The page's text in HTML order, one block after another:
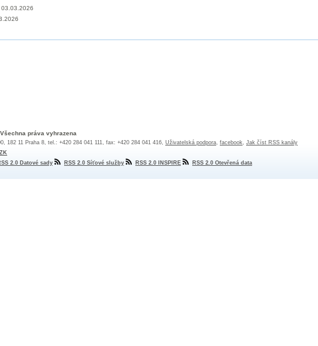
práva vyhrazena
182 11 Praha 8, tel.: +420 284 041 111, fax: +420 284 041 416, Uživatelská podpora, facebook, Jak číst RSS kanály
2.0 Datové sady RSS 2.0 Síťové služby RSS 2.0 INSPIRE RSS 2.0 Otevřená data